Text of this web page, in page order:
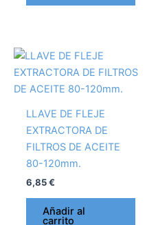
LLAVE DE FLEJE
EXTRACTORA DE
FILTROS DE ACEITE
80-120mm.
6,85€
Añadir al
carrito